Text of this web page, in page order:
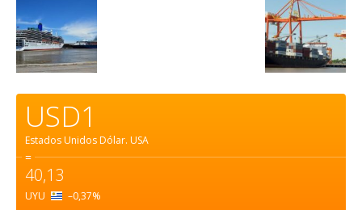
USD1
Estados Unidos Dólar. USA
=
40,13
UYU –0,37%